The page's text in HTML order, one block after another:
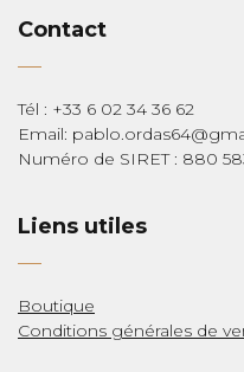
Contact
Tél : +33 6 02 34 36 62
Email:
Numéro de SIRET : 880
Liens utiles
Boutique
Conditions générales de